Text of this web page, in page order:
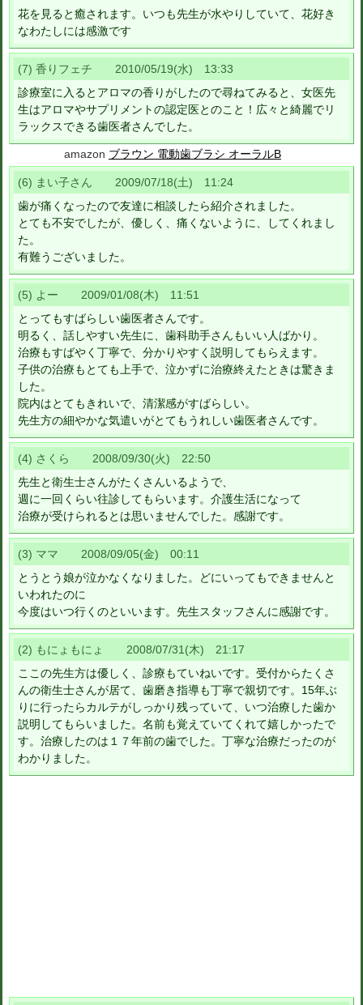
花を見ると癒されます。いつも先生が水やりしていて、花好き
なわたしには感激です
(7) 香りフェチ 2010/05/19(水) 13:33
診療室に入るとアロマの香りがしたので尋ねてみると、女医先
生はアロマやサプリメントの認定医とのこと！広々と綺麗でリ
ラックスできる歯医者さんでした。
amazon ブラウン 電動歯ブラシ オーラルB
(6) まい子さん 2009/07/18(土) 11:24
歯が痛くなったので友達に相談したら紹介されました。
とても不安でしたが、優しく、痛くないように、してくれまし
た。
有難うございました。
(5) よー 2009/01/08(木) 11:51
とってもすばらしい歯医者さんです。
明るく、話しやすい先生に、歯科助手さんもいい人ばかり。
治療もすばやく丁寧で、分かりやすく説明してもらえます。
子供の治療もとても上手で、泣かずに治療終えたときは驚きま
した。
院内はとてもきれいで、清潔感がすばらしい。
先生方の細やかな気遣いがとてもうれしい歯医者さんです。
(4) さくら 2008/09/30(火) 22:50
先生と衛生士さんがたくさんいるようで、
週に一回くらい往診してもらいます。介護生活になって
治療が受けられるとは思いませんでした。感謝です。
(3) ママ 2008/09/05(金) 00:11
とうとう娘が泣かなくなりました。どにいってもできませんと
いわれたのに
今度はいつ行くのといいます。先生スタッフさんに感謝です。
(2) もにょもにょ 2008/07/31(木) 21:17
ここの先生方は優しく、診療もていねいです。受付からたくさ
んの衛生士さんが居て、歯磨き指導も丁寧で親切です。15年ぶ
りに行ったらカルテがしっかり残っていて、いつ治療した歯か
説明してもらいました。名前も覚えていてくれて嬉しかったで
す。治療したのは１７年前の歯でした。丁寧な治療だったのが
わかりました。